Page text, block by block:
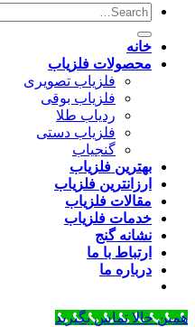
خانه
محصولات فلزیاب
فلزیاب تصویری
فلزیاب بوقی
ردیاب طلا
فلزیاب دستی
گنجیاب
بهترین فلزیاب
ارزانترین فلزیاب
مقالات فلزیاب
خدمات فلزیاب
نشانه گنج
ارتباط با ما
درباره ما
همین حالا تماس بگیرید